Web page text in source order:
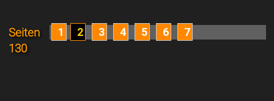
Seiten
130
1 2 3 4 5 6 7